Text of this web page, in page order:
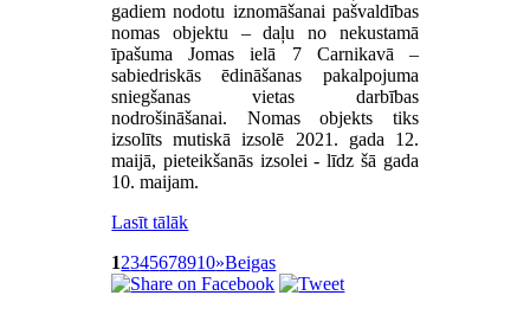
gadiem nodotu iznomāšanai pašvaldības
nomas objektu – daļu no nekustamā
īpašuma Jomas ielā 7 Carnikavā –
sabiedriskās ēdināšanas pakalpojuma
sniegšanas vietas darbības
nodrošināšanai. Nomas objekts tiks
izsolīts mutiskā izsolē 2021. gada 12.
maijā, pieteikšanās izsolei - līdz šā gada
10. maijam.
Lasīt tālāk
12345678910»Beigas